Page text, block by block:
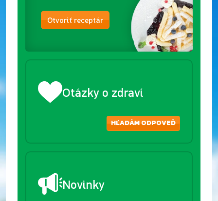
Otvoriť receptár
Otázky o zdraví
HĽADÁM ODPOVEĎ
Novinky